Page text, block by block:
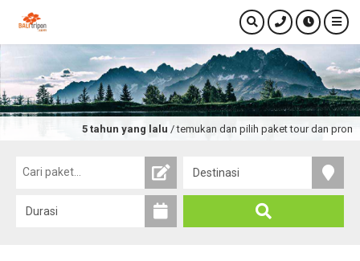
5 tahun yang lalu/ temukan dan pilih paket tour dan promo wisata